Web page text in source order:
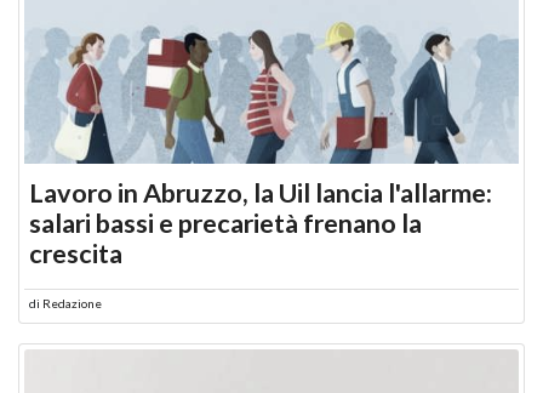
Lavoro in Abruzzo, la Uil lancia l'allarme:
salari bassi e precarietà frenano la
crescita
di Redazione